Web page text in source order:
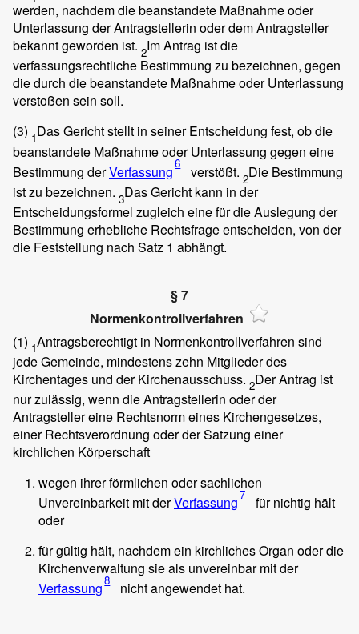
werden, nachdem die beanstandete Maßnahme oder
Unterlassung der Antragstellerin oder dem Antragsteller
bekannt geworden ist. 2Im Antrag ist die
verfassungsrechtliche Bestimmung zu bezeichnen, gegen
die durch die beanstandete Maßnahme oder Unterlassung
verstoßen sein soll.
(3) 1Das Gericht stellt in seiner Entscheidung fest, ob die
beanstandete Maßnahme oder Unterlassung gegen eine
Bestimmung derVerfassung6 verstößt. 2Die Bestimmung
ist zu bezeichnen. 3Das Gericht kann in der
Entscheidungsformel zugleich eine für die Auslegung der
Bestimmung erhebliche Rechtsfrage entscheiden, von der
die Feststellung nach Satz 1 abhängt.
§ 7
Normenkontrollverfahren
(1) 1Antragsberechtigt in Normenkontrollverfahren sind
jede Gemeinde, mindestens zehn Mitglieder des
Kirchentages und der Kirchenausschuss. 2Der Antrag ist
nur zulässig, wenn die Antragstellerin oder der
Antragsteller eine Rechtsnorm eines Kirchengesetzes,
einer Rechtsverordnung oder der Satzung einer
kirchlichen Körperschaft
wegen ihrer förmlichen oder sachlichen
Unvereinbarkeit mit derVerfassung7
für nichtig hält
oder
für gültig hält, nachdem ein kirchliches Organ oder die
Kirchenverwaltung sie als unvereinbar mit der
Verfassung8 nicht angewendet hat.